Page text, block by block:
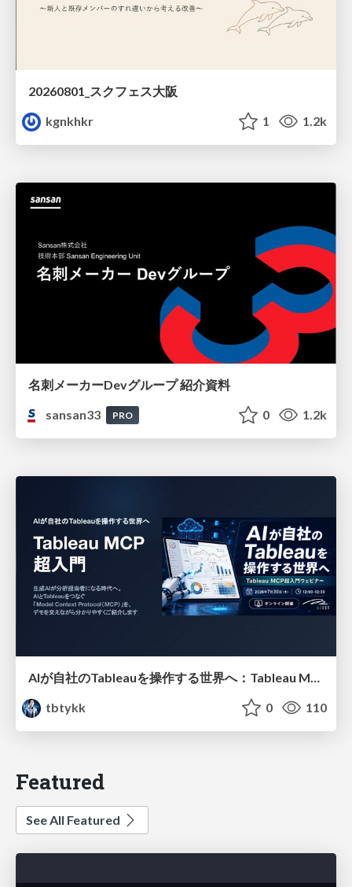
20260801_スクフェス大阪
kgnkhkr
1 1.2k
名刺メーカーDevグループ 紹介資料
sansan33
PRO 0 1.2k
AIが自社のTableauを操作する世界へ：Tableau MCP超入門
tbtykk
0 110
Featured
See All Featured